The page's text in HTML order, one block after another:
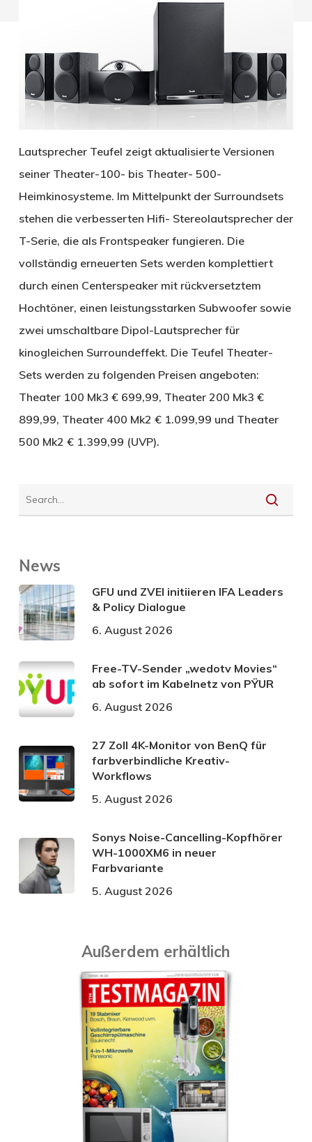
Lautsprecher Teufel zeigt aktualisierte Versionen
seiner Theater-100- bis Theater- 500-
Heimkinosysteme. Im Mittelpunkt der Surroundsets
stehen die verbesserten Hifi- Stereolautsprecher der
T-Serie, die als Frontspeaker fungieren. Die
vollständig erneuerten Sets werden komplettiert
durch einen Centerspeaker mit rückversetztem
Hochtöner, einen leistungsstarken Subwoofer sowie
zwei umschaltbare Dipol-Lautsprecher für
kinogleichen Surroundeffekt. Die Teufel Theater-
Sets werden zu folgenden Preisen angeboten:
Theater 100 Mk3 € 699,99, Theater 200 Mk3 €
899,99, Theater 400 Mk2 € 1.099,99 und Theater
500 Mk2 € 1.399,99 (UVP).
News
GFU und ZVEI initiieren IFA Leaders
& Policy Dialogue
6. August 2026
Free-TV-Sender „wedotv Movies“
ab sofort im Kabelnetz von PŸUR
6. August 2026
27 Zoll 4K-Monitor von BenQ für
farbverbindliche Kreativ-
Workflows
5. August 2026
Sonys Noise-Cancelling-Kopfhörer
WH-1000XM6 in neuer
Farbvariante
5. August 2026
Außerdem erhältlich